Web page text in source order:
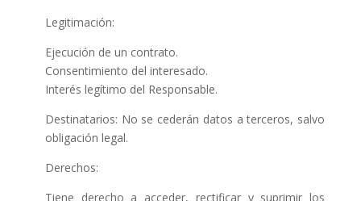
Legitimación:
Ejecución de un contrato.
Consentimiento del interesado.
Interés legítimo del Responsable.
Destinatarios: No se cederán datos a terceros, salvo
obligación legal.
Derechos:
Tiene derecho a acceder, rectificar y suprimir los